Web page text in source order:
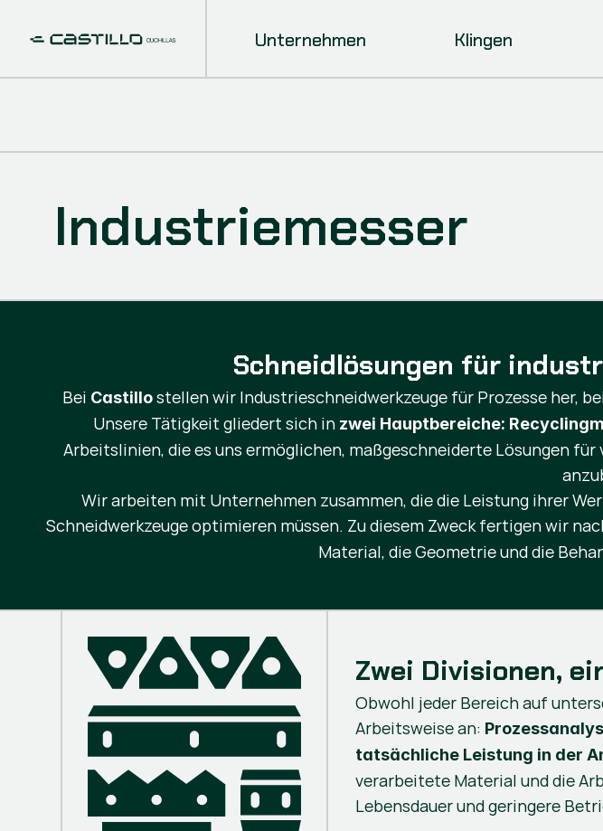
Unternehmen Klingen
Industriemesser
Schneidlösungen für
Bei Castillostellen wir Industrieschneidwerkzeuge für Prozesse her,
Unsere Tätigkeit gliedert sich in zwei Hauptbereiche:
Arbeitslinien, die es uns ermöglichen, maßgeschneiderte Lösungen
Wir arbeiten mit Unternehmen zusammen, die die Leistung ihrer
Schneidwerkzeuge optimieren müssen. Zu diesem Zweck fertigen wir
Material, die Geometrie und die
Zwei Divisionen,
Obwohl jeder Bereich auf
Arbeitsweise an:
tatsächliche Leistung in der
verarbeitete Material und die
Lebensdauer und geringere